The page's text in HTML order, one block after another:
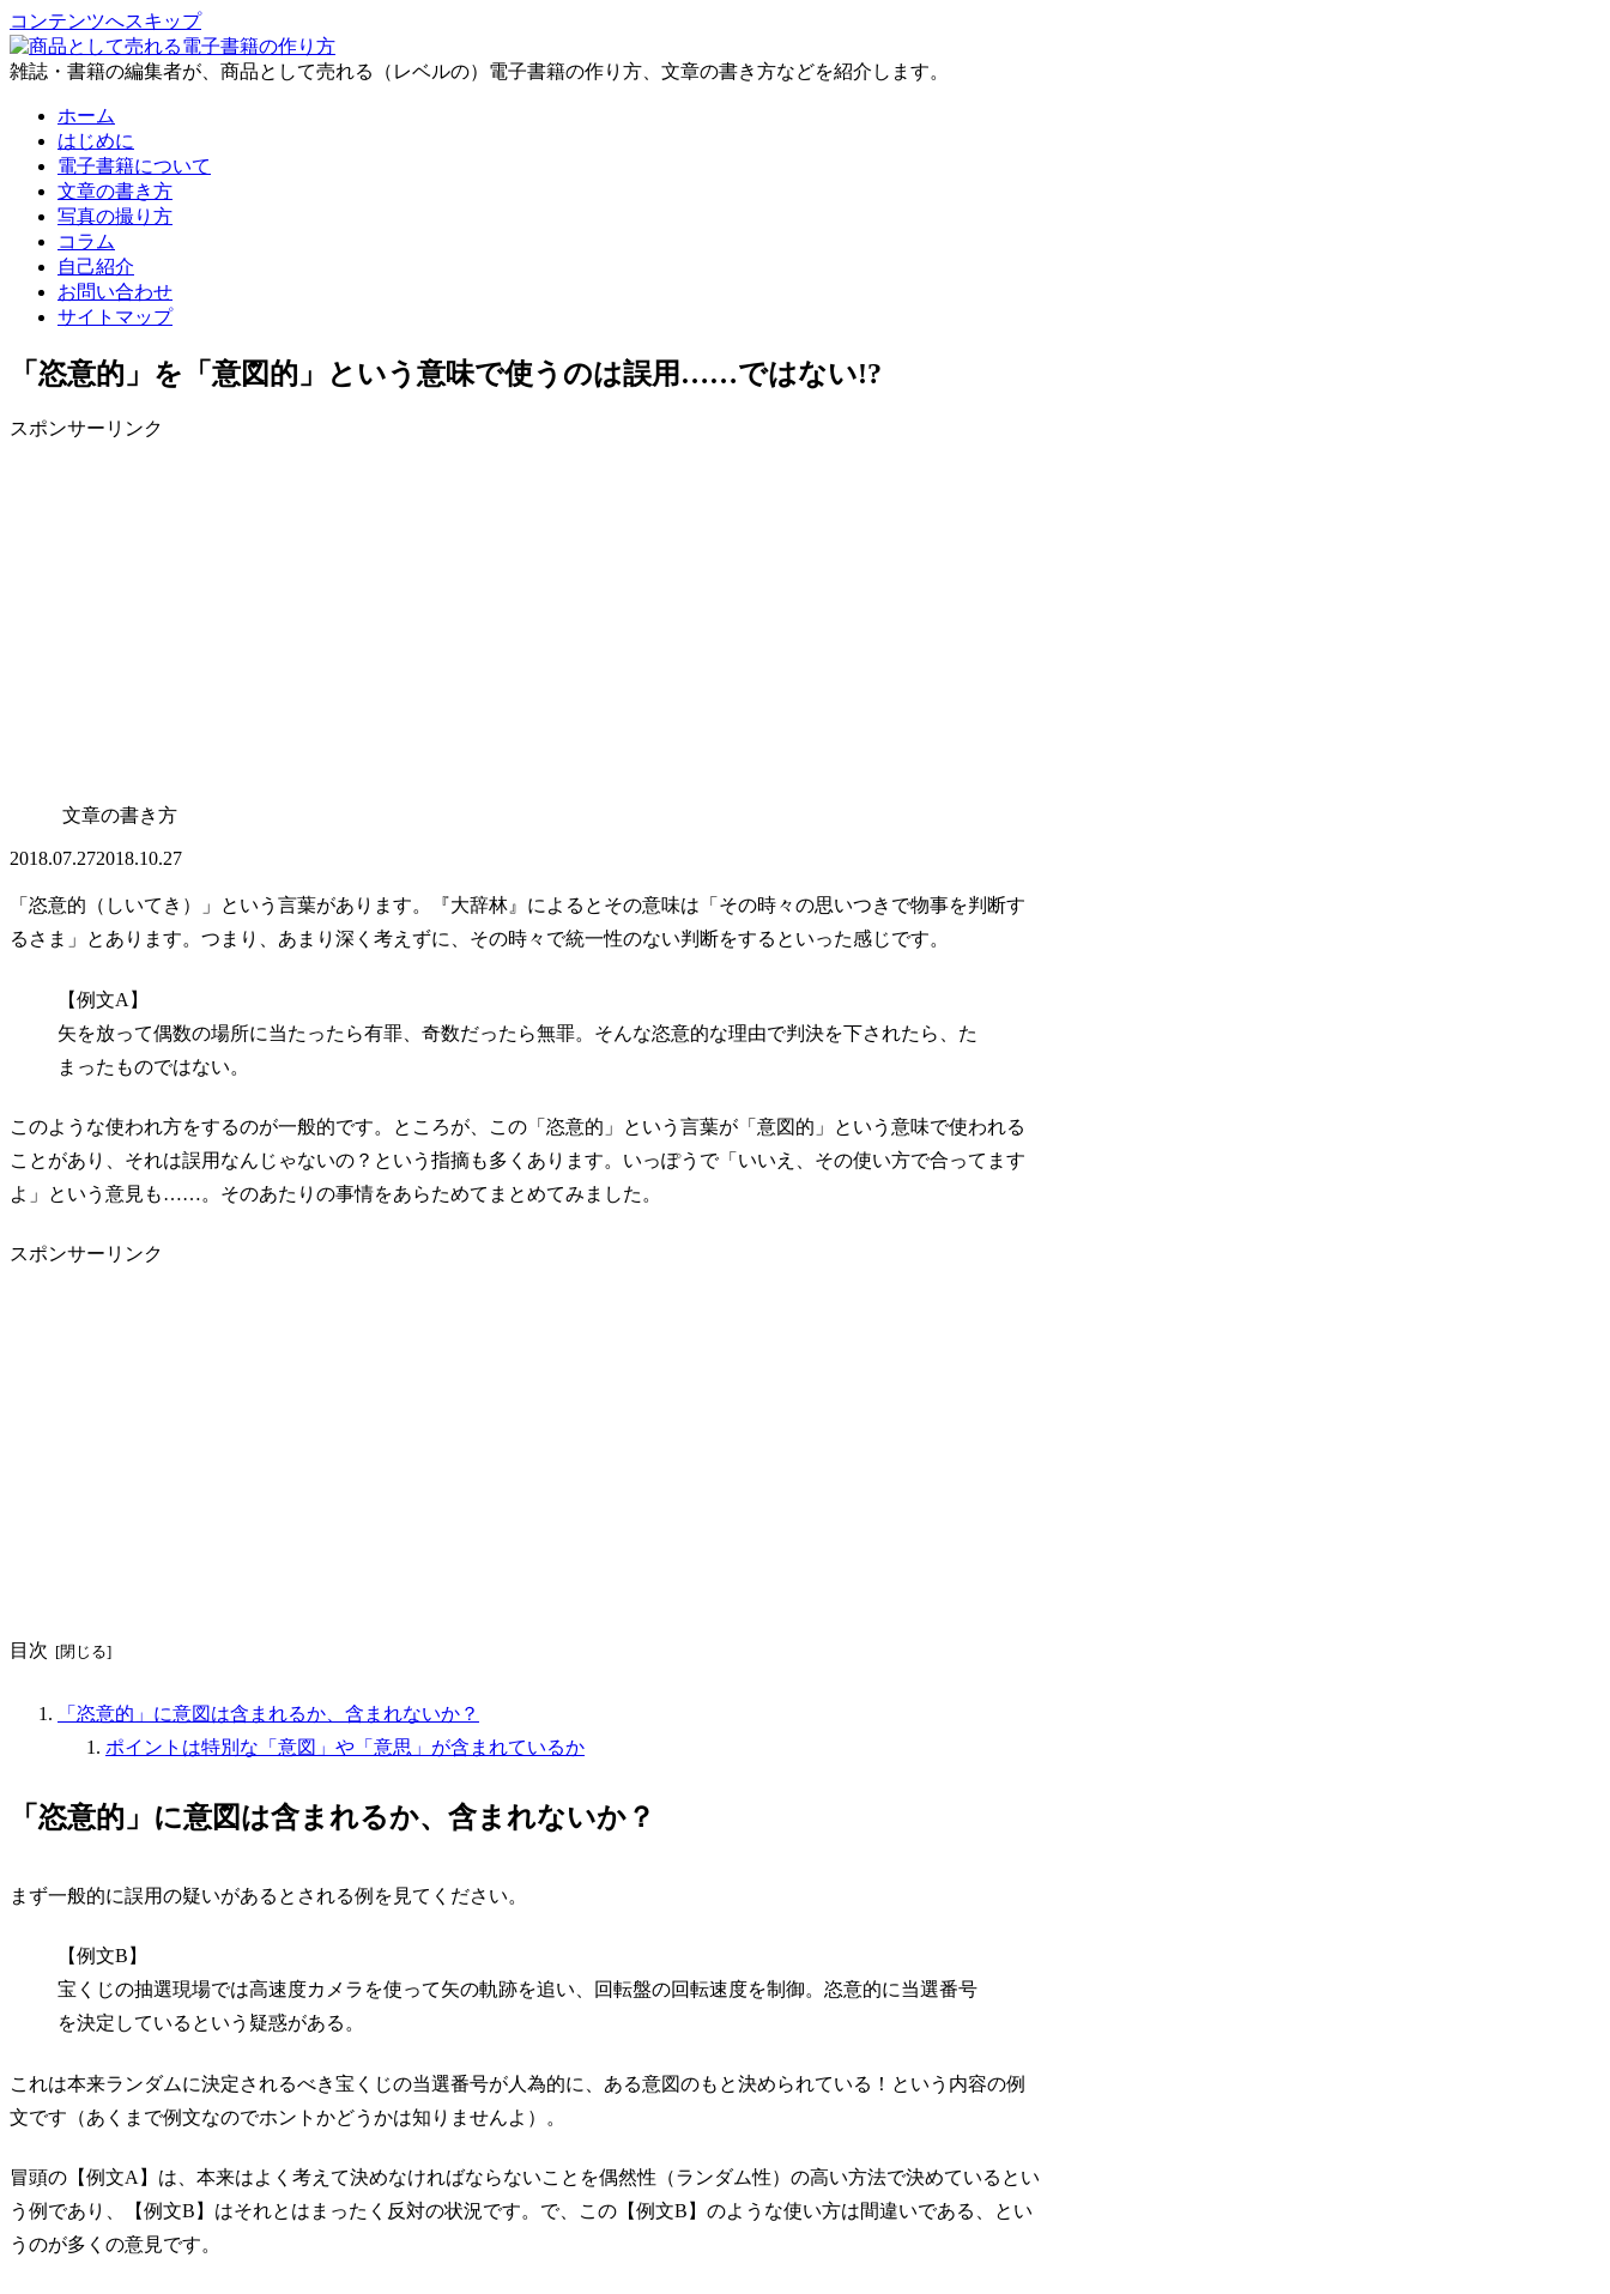
コンテンツへスキップ
雑誌・書籍の編集者が、商品として売れる（レベルの）電子書籍の作り方、文章の書き方などを紹介します。
ホーム
はじめに
電子書籍について
文章の書き方
写真の撮り方
コラム
自己紹介
お問い合わせ
サイトマップ
「恣意的」を「意図的」という意味で使うのは誤用……ではない!?
スポンサーリンク
文章の書き方
2018.07.272018.10.27
「恣意的（しいてき）」という言葉があります。『大辞林』によるとその意味は「その時々の思いつきで物事を判断す
るさま」とあります。つまり、あまり深く考えずに、その時々で統一性のない判断をするといった感じです。
【例文A】
矢を放って偶数の場所に当たったら有罪、奇数だったら無罪。そんな恣意的な理由で判決を下されたら、た
まったものではない。
このような使われ方をするのが一般的です。ところが、この「恣意的」という言葉が「意図的」という意味で使われる
ことがあり、それは誤用なんじゃないの？という指摘も多くあります。いっぽうで「いいえ、その使い方で合ってます
よ」という意見も……。そのあたりの事情をあらためてまとめてみました。
スポンサーリンク
目次
「恣意的」に意図は含まれるか、含まれないか？
ポイントは特別な「意図」や「意思」が含まれているか
「恣意的」に意図は含まれるか、含まれないか？
まず一般的に誤用の疑いがあるとされる例を見てください。
【例文B】
宝くじの抽選現場では高速度カメラを使って矢の軌跡を追い、回転盤の回転速度を制御。 恣意的に当選番号
を決定しているという疑惑がある。
これは本来ランダムに決定されるべき宝くじの当選番号が人為的に、ある意図のもと決められている！という内容の例
文です（あくまで例文なのでホントかどうかは知りませんよ）。
冒頭の【例文A】は、本来はよく考えて決めなければならないことを偶然性（ランダム性）の高い方法で決めているとい
う例であり、【例文B】はそれとはまったく反対の状況です。で、この【例文B】のような使い方は間違いである、とい
うのが多くの意見です。